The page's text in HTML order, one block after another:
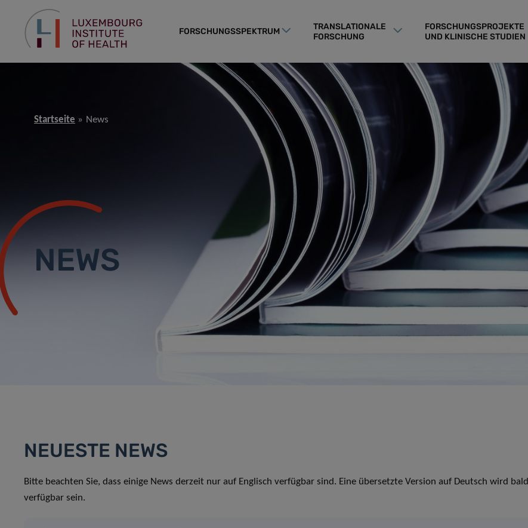
FORSCHUNGSSPEKTRUM
TRANSLATIONALE
FORSCHUNG
FORSCHUNGSPROJEKTE
UND KLINISCHE STUDIEN
Startseite News
NEWS
NEUESTE NEWS
Bitte beachten Sie, dass einige News derzeit nur auf Englisch verfügbar sind. Eine übersetzte Version auf Deutsch wird bald
verfügbar sein.